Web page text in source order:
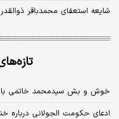
شایعه استعفای محمدباقر
خوش و بش سیدمحمد خاتمی با
ادعای حکومت الجولانی درباره